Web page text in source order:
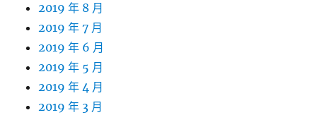
2019 年 8 月
2019 年 7 月
2019 年 6 月
2019 年 5 月
2019 年 4 月
2019 年 3 月